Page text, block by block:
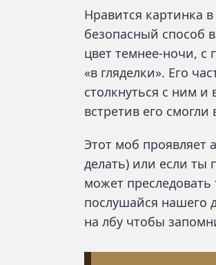
Нравится картинка
безопасный способ
цвет темнее-ночи,
«в гляделки». Его
столкнуться с ним
встретив его
Этот моб проявляет
делать) или если ты
может
послушайся нашего
на лбу чтобы